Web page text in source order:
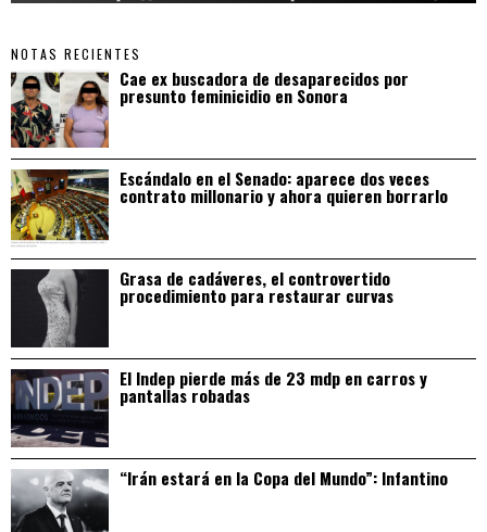
NOTAS RECIENTES
Cae ex buscadora de desaparecidos por
presunto feminicidio en Sonora
Escándalo en el Senado: aparece dos veces
contrato millonario y ahora quieren borrarlo
Grasa de cadáveres, el controvertido
procedimiento para restaurar curvas
El Indep pierde más de 23 mdp en carros y
pantallas robadas
“Irán estará en la Copa del Mundo”: Infantino